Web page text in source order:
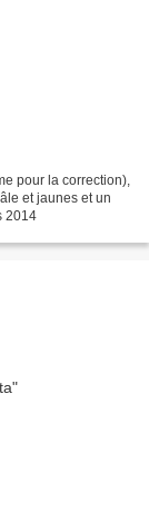
pour la correction),
et jaunes et un
2014